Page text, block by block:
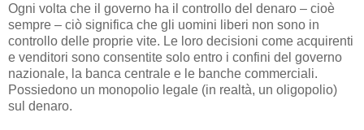
Ogni volta che il governo ha il controllo del denaro – cioè
sempre – ciò significa che gli uomini liberi non sono in
controllo delle proprie vite. Le loro decisioni come acquirenti
e venditori sono consentite solo entro i confini del governo
nazionale, la banca centrale e le banche commerciali.
Possiedono un monopolio legale (in realtà, un oligopolio)
sul denaro.